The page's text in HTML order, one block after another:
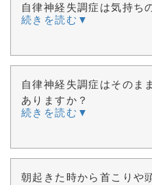
自律神経失調症は気持ち
続きを読む▼
自律神経失調症はそのま
ありますか？
続きを読む▼
朝起きた時から首こりや